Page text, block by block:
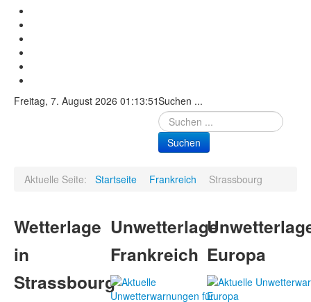
Freitag, 7. August 2026 01:13:51Suchen ...
Suchen
Aktuelle Seite: Startseite Frankreich Strassbourg
Wetterlage
in
Strassbourg
Unwetterlage
Frankreich Europa